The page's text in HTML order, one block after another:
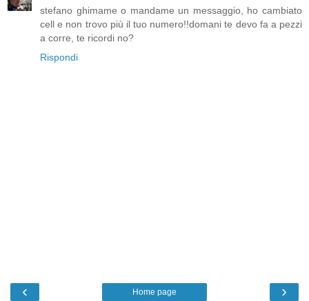
stefano ghimame o mandame un messaggio, ho cambiato
cell e non trovo più il tuo numero!!domani te devo fa a pezzi
a corre, te ricordi no?
Rispondi
‹ ›
Home page